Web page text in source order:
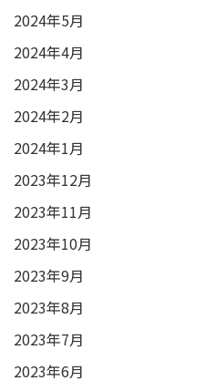
2024年5月
2024年4月
2024年3月
2024年2月
2024年1月
2023年12月
2023年11月
2023年10月
2023年9月
2023年8月
2023年7月
2023年6月